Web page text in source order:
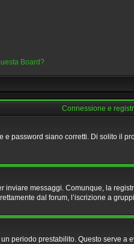
Board?
Connessione e
password siano corretti. Di solito il
messaggi. Comunque, la
dal forum, l’iscrizione a
periodo prestabilito. Questo serve